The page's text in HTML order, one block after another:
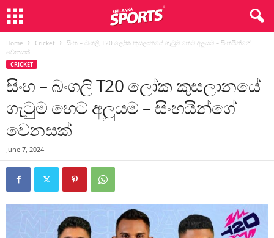
Home Cricket
සිංහ – බංගලි T20 ලෝක කුසලානයේ ගැටුම හෙට අලුයම – සිංහයින්ගේ
වෙනසක්
CRICKET
සිංහ – බංගලි T20 ලෝක කුසලානයේ
ගැටුම හෙට අලුයම – සිංහයින්ගේ
වෙනසක්
June 7, 2024